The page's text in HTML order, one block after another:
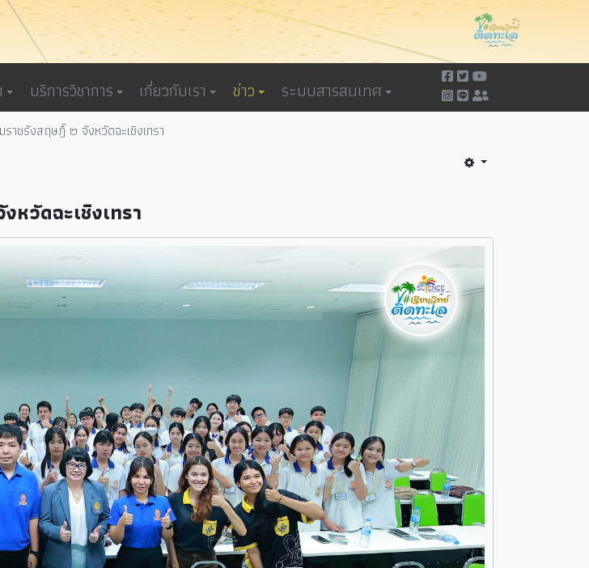
บริการวิชาการ เกี่ยวกับเรา ข่าว ระบบสารสนเทศ
าชรังสฤษฎิ์ ๒ จังหวัดฉะเชิงเทรา
หวัดฉะเชิงเทรา